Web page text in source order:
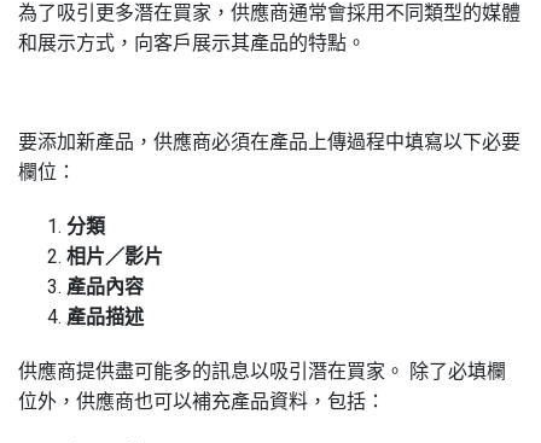
為了吸引更多潛在買家，供應商通常會採用不同類型的媒體
和展示方式，向客戶展示其產品的特點。
要添加新產品，供應商必須在產品上傳過程中填寫以下必要
欄位：
分類
相片／影片
產品內容
產品描述
供應商提供盡可能多的訊息以吸引潛在買家。 除了必填欄
位外，供應商也可以補充產品資料，包括：